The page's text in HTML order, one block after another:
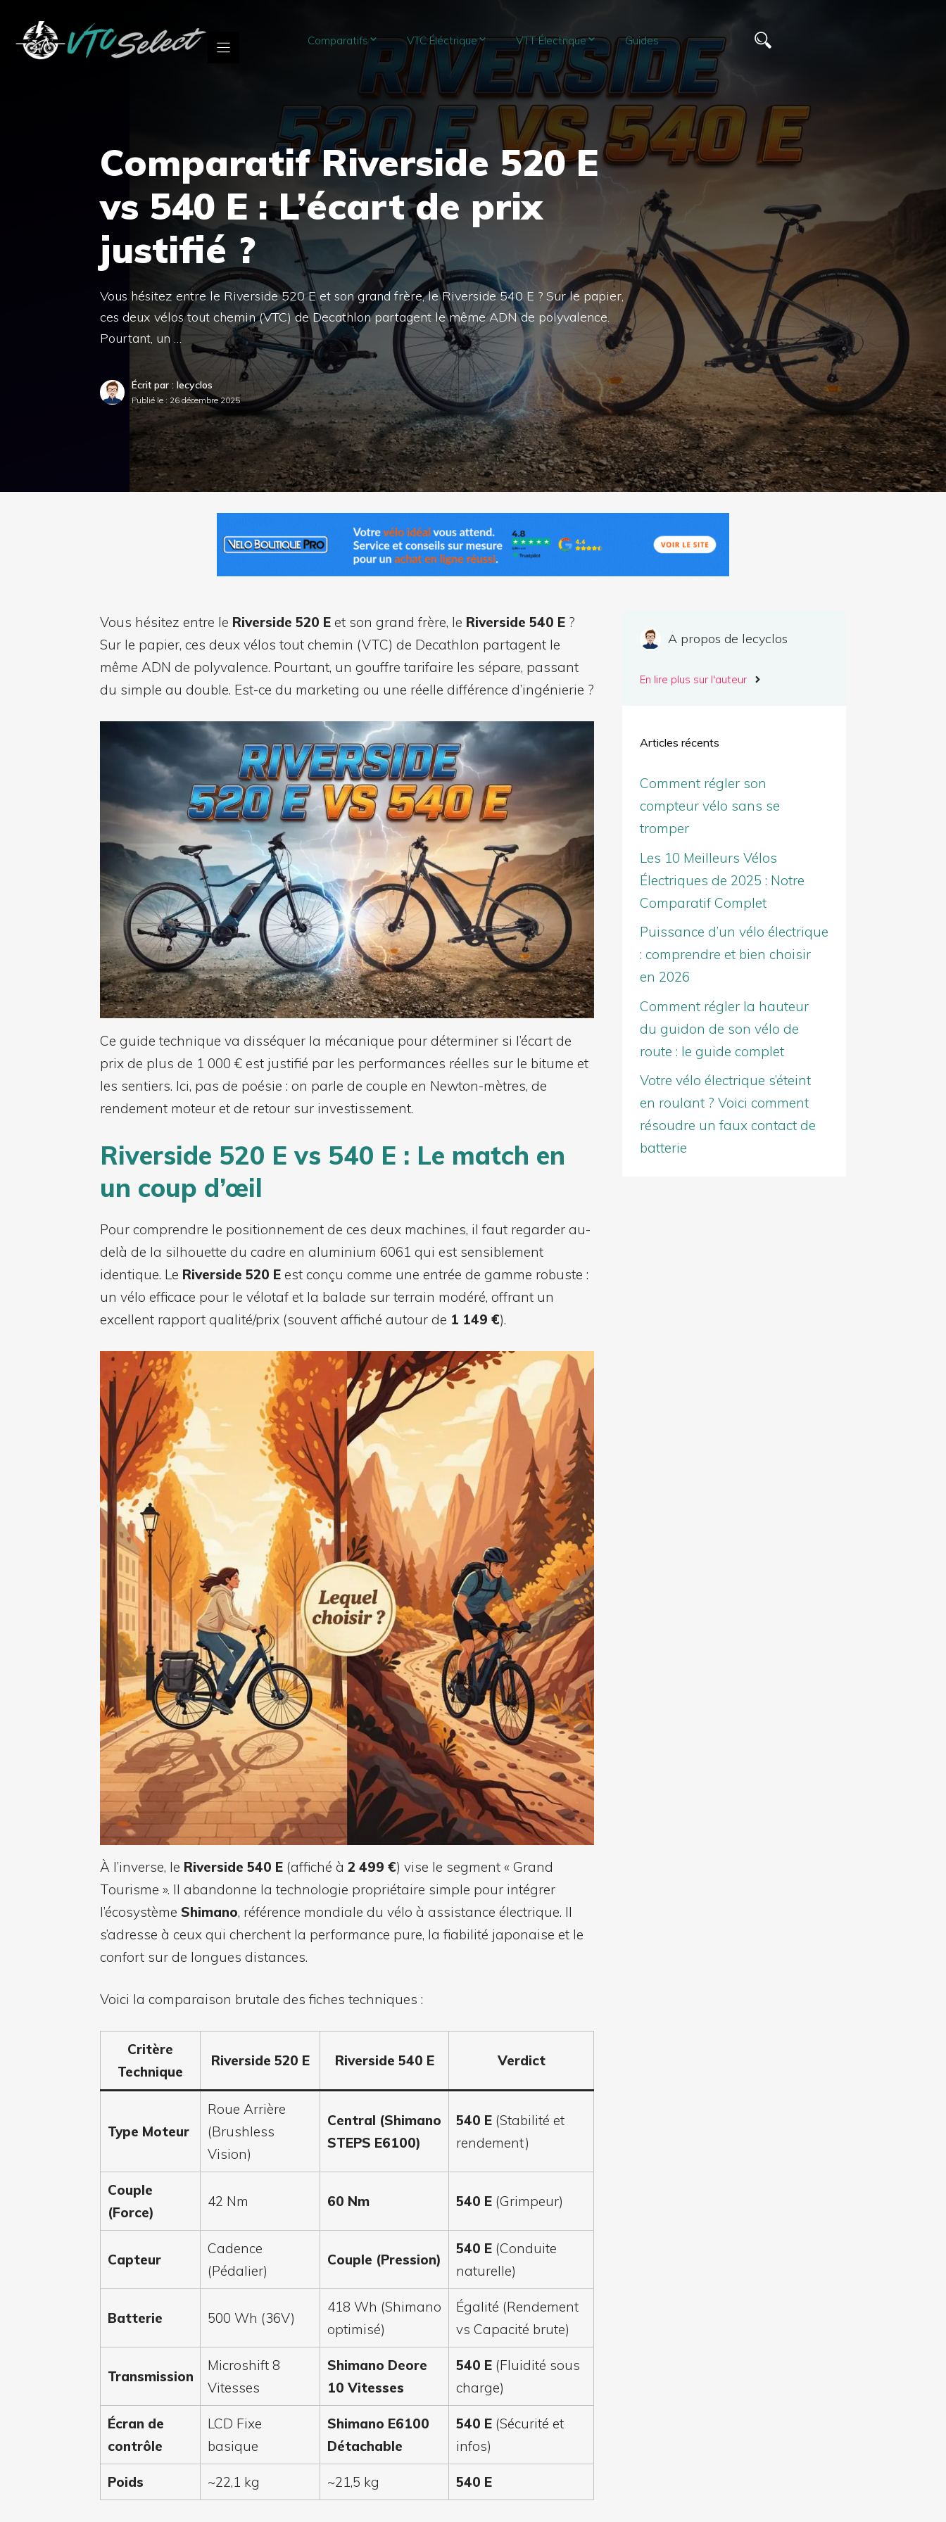
contenu
Comparatifs VTC Éléctrique VTT Électrique Guides
Comparatif Riverside 520 E
vs 540 E : L’écart de prix
justifié ?
Vous hésitez entre le Riverside 520 E et son grand frère, le Riverside 540 E ? Sur le papier,
ces deux vélos tout chemin (VTC) de Decathlon partagent le même ADN de polyvalence.
Pourtant, un …
Écrit par : lecyclos
Publié le : 26 décembre 2025
Vous hésitez entre le Riverside 520 E et son grand frère, le Riverside 540 E ?
Sur le papier, ces deux vélos tout chemin (VTC) de Decathlon partagent le
même ADN de polyvalence. Pourtant, un gouffre tarifaire les sépare, passant
du simple au double. Est-ce du marketing ou une réelle différence d’ingénierie ?
Ce guide technique va disséquer la mécanique pour déterminer si l’écart de
prix de plus de 1 000 € est justifié par les performances réelles sur le bitume et
les sentiers. Ici, pas de poésie : on parle de couple en Newton-mètres, de
rendement moteur et de retour sur investissement.
Riverside 520 E vs 540 E : Le match en
un coup d’œil
Pour comprendre le positionnement de ces deux machines, il faut regarder au-
delà de la silhouette du cadre en aluminium 6061 qui est sensiblement
identique. Le Riverside 520 E est conçu comme une entrée de gamme robuste :
un vélo efficace pour le vélotaf et la balade sur terrain modéré, offrant un
excellent rapport qualité/prix (souvent affiché autour de 1 149 €).
À l’inverse, le Riverside 540 E (affiché à 2 499 €) vise le segment « Grand
Tourisme ». Il abandonne la technologie propriétaire simple pour intégrer
l’écosystème Shimano, référence mondiale du vélo à assistance électrique. Il
s’adresse à ceux qui cherchent la performance pure, la fiabilité japonaise et le
confort sur de longues distances.
Voici la comparaison brutale des fiches techniques :
Critère
Technique
Riverside 520 E Riverside 540 E Verdict
Type Moteur
Roue Arrière
(Brushless
Vision)
Central (Shimano
STEPS E6100)
540 E(Stabilité et
rendement)
Couple
(Force)
42 Nm 60 Nm 540 E(Grimpeur)
Capteur
Cadence
(Pédalier)
Couple (Pression)
540 E(Conduite
naturelle)
Batterie 500 Wh (36V)
418 Wh (Shimano
optimisé)
Égalité (Rendement
vs Capacité brute)
Transmission
Microshift 8
Vitesses
Shimano Deore
10 Vitesses
540 E(Fluidité sous
charge)
Écran de
contrôle
LCD Fixe
basique
Shimano E6100
Détachable
540 E(Sécurité et
infos)
Poids ~22,1 kg ~21,5 kg 540 E
A propos de lecyclos
En lire plus sur l'auteur
Articles récents
Comment régler son
compteur vélo sans se
tromper
Les 10 Meilleurs Vélos
Électriques de 2025 : Notre
Comparatif Complet
Puissance d’un vélo électrique
: comprendre et bien choisir
en 2026
Comment régler la hauteur
du guidon de son vélo de
route : le guide complet
Votre vélo électrique s’éteint
en roulant ? Voici comment
résoudre un faux contact de
batterie